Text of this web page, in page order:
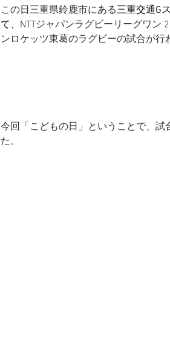
この日三重県鈴鹿市にある三重交通G
て、 NTTジャパンラグビーリーグワン
ンロケッツ東葛のラグビーの試合が行
今回「こどもの日」ということで、
た。